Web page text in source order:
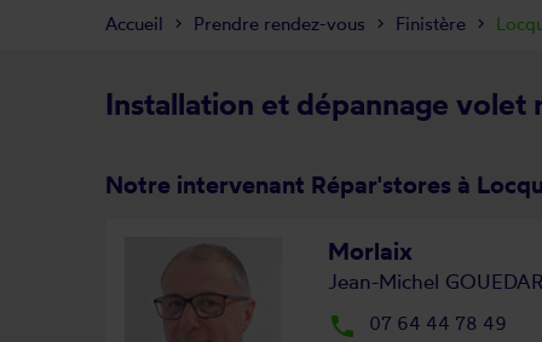
Installation et dépannage volet
Notre intervenant Répar'stores à
Morlaix
Jean-Michel
local_phone 07 64 44 78 49
Accueil Prendre rendez-vous Finistère